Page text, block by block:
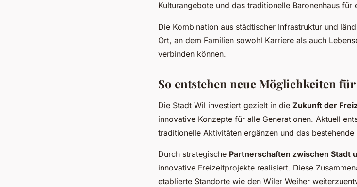
Kulturangebote und das traditionelle Baronenhaus für
Die Kombination aus städtischer Infrastruktur und
Ort, an dem Familien sowohl Karriere als auch
verbinden können.
So entstehen neue Möglichkeiten
Die Stadt Wil investiert gezielt in die Zukunft der
innovative Konzepte für alle Generationen. Aktuell
traditionelle Aktivitäten ergänzen und das bestehende
Durch strategische Partnerschaften zwischen Stadt
innovative Freizeitprojekte realisiert. Diese
etablierte Standorte wie den Wiler Weiher